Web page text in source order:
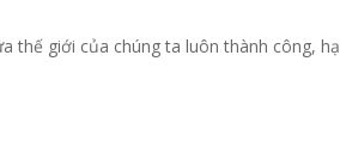
thế giới của chúng ta luôn thành công,